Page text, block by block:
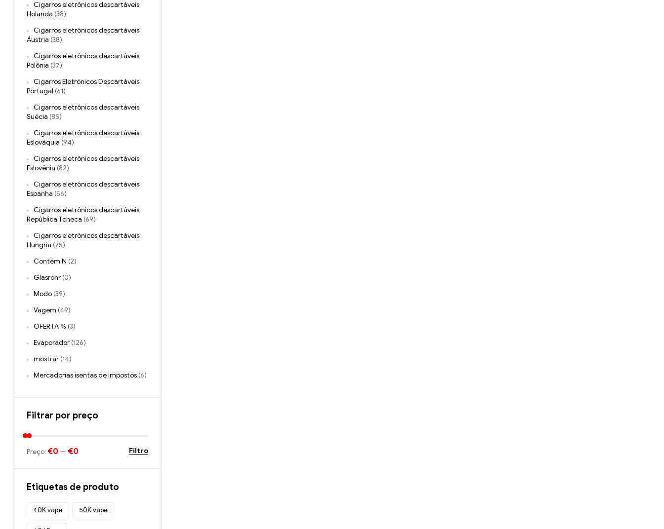
Cigarros eletrônicos descartáveis ​​
Holanda (38)
Cigarros eletrônicos descartáveis ​​
Áustria (38)
Cigarros eletrônicos descartáveis ​​
Polônia (37)
Cigarros Eletrónicos Descartáveis ​​
Portugal (61)
Cigarros eletrônicos descartáveis ​​
Suécia (85)
Cigarros eletrônicos descartáveis ​​
Eslováquia (94)
Cigarros eletrônicos descartáveis ​​
Eslovênia (82)
Cigarros eletrônicos descartáveis ​​
Espanha (56)
Cigarros eletrônicos descartáveis ​​
República Tcheca (69)
Cigarros eletrônicos descartáveis ​​
Hungria (75)
Contém N (2)
Glasrohr (0)
Modo (39)
Vagem (49)
OFERTA % (3)
Evaporador (126)
mostrar (14)
Mercadorias isentas de impostos (6)
Filtrar por preço
Filtro
Preço: €0 — €0
Etiquetas de produto
40K vape 50K vape